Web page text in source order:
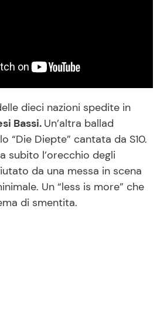
dieci nazioni spedite in
Bassi. Un’altra ballad
“Die Diepte” cantata da S10.
subito l’orecchio degli
da una messa in scena
Un “less is more” che
di smentita.